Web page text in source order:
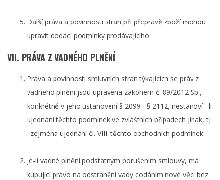
Další práva a povinnosti stran při přepravě zboží mohou
upravit dodací podmínky prodávajícího.
VII. PRÁVA Z VADNÉHO PLNĚNÍ
Práva a povinnosti smluvních stran týkajících se práv z
vadného plnění jsou upravena zákonem č. 89/2012 Sb.,
konkrétně v jeho ustanovení § 2099 - § 2112, nestanoví –li
ujednání těchto podmínek ve zvláštních případech jinak, tj
. zejména ujednání čl. VIII. těchto obchodních podmínek.
Je-li vadné plnění podstatným porušením smlouvy, má
kupující právo na odstranění vady dodáním nové věci bez